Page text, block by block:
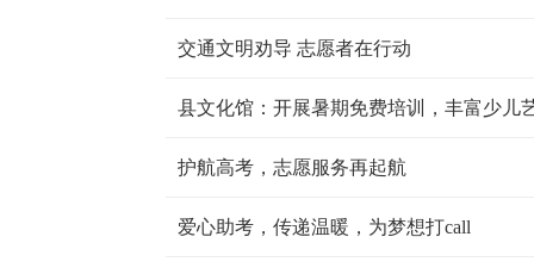
交通文明劝导 志愿者在行动
县文化馆：开展暑期免费培训，丰富少儿
护航高考，志愿服务再起航
爱心助考，传递温暖，为梦想打call